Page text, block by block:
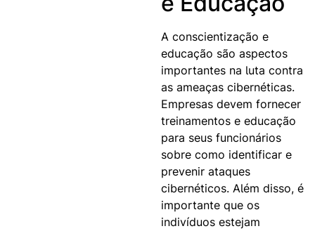
A conscientização e
educação são aspectos
importantes na luta contra
as ameaças cibernéticas.
Empresas devem fornecer
treinamentos e educação
para seus funcionários
sobre como identificar e
prevenir ataques
cibernéticos. Além disso, é
importante que os
indivíduos estejam